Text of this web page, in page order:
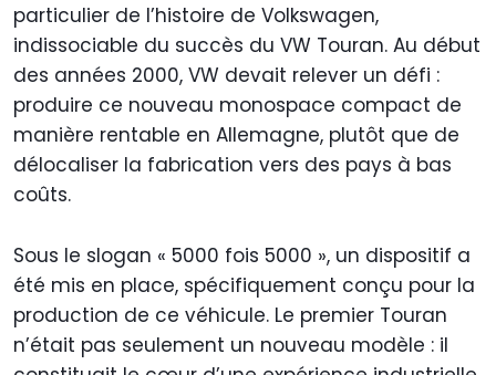
particulier de l’histoire de Volkswagen,
indissociable du succès du VW Touran. Au début
des années 2000, VW devait relever un défi :
produire ce nouveau monospace compact de
manière rentable en Allemagne, plutôt que de
délocaliser la fabrication vers des pays à bas
coûts.
Sous le slogan « 5000 fois 5000 », un dispositif a
été mis en place, spécifiquement conçu pour la
production de ce véhicule. Le premier Touran
n’était pas seulement un nouveau modèle : il